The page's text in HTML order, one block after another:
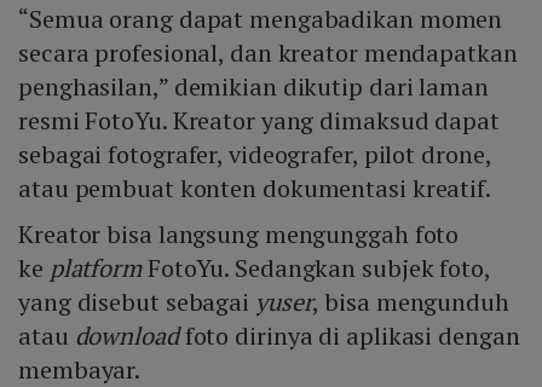
“Semua orang dapat mengabadikan momen
secara profesional, dan kreator mendapatkan
penghasilan,” demikian dikutip dari laman
resmi FotoYu. Kreator yang dimaksud dapat
sebagai fotografer, videografer, pilot drone,
atau pembuat konten dokumentasi kreatif.
Kreator bisa langsung mengunggah foto
ke platformFotoYu. Sedangkan subjek foto,
yang disebut sebagai yuser, bisa mengunduh
atau downloadfoto dirinya di aplikasi dengan
membayar.